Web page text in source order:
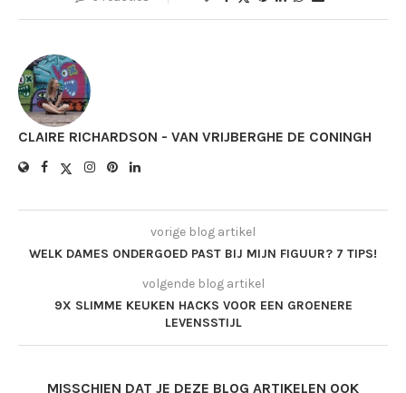
CLAIRE RICHARDSON - VAN VRIJBERGHE DE CONINGH
vorige blog artikel
WELK DAMES ONDERGOED PAST BIJ MIJN FIGUUR? 7 TIPS!
volgende blog artikel
9X SLIMME KEUKEN HACKS VOOR EEN GROENERE
LEVENSSTIJL
MISSCHIEN DAT JE DEZE BLOG ARTIKELEN OOK